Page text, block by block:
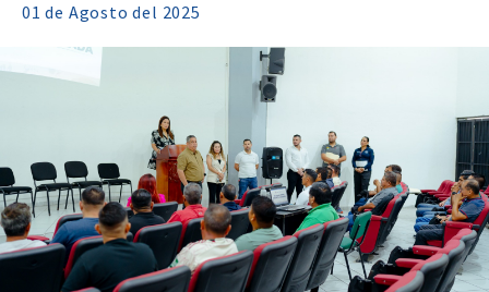
01 de Agosto del 2025